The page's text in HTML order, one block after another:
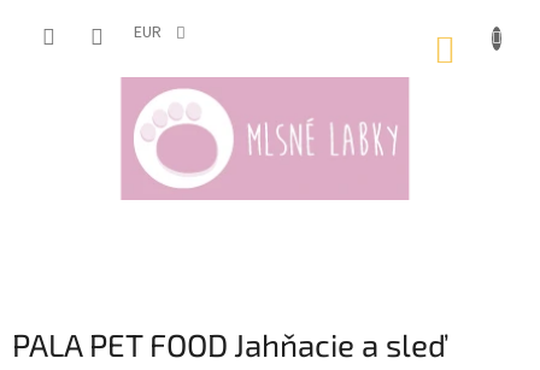
EUR
PALA PET FOOD Jahňacie a sleď